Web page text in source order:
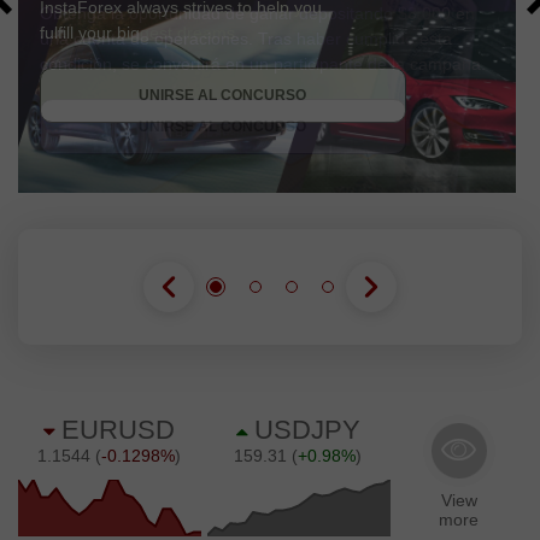
UNIRSE AL CONCURSO
Obtenga la oportunidad de ganar depositando $3,000 en
una cuenta de operaciones. Tras haber cumplido esta
condición, se convertirá en un participante de la campaña.
UNIRSE AL CONCURSO
UNIRSE AL CONCURSO
OBTENER BONO